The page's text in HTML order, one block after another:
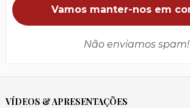
Não enviamos spam!
VÍDEOS & APRESENTAÇÕES